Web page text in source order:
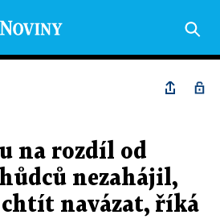
na rozdíl od
nezahájil,
navázat, říká